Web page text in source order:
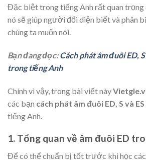
Đặc biệt trong tiếng Anh rất quan trọng
nó sẽ giúp người đối diện biết và phân
chúng ta muốn nói.
Bạn đang đọc:Cách phát âm đuôi ED,
trong tiếng Anh
Chính vì vậy, trong bài viết này
các bạn cách phát âm đuôi ED, S và ES
tiếng Anh.
1. Tổng quan về âm đuôi ED
Để có thể chuẩn bị tốt trước khi học